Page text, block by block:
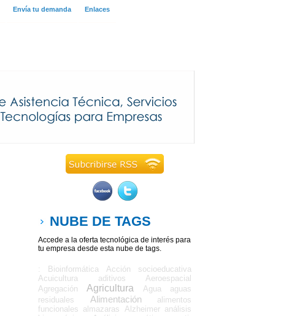
Envía tu demanda Enlaces
NUBE DE TAGS
Accede a la oferta tecnológica de interés para
tu empresa desde esta nube de tags.
: Bioinformática
Acción socioeducativa
Acuicultura
aditivos
Aeroespacial
Agregación
Agricultura Agua
aguas
residuales
Alimentación
alimentos
funcionales almazaras Alzheimer análisis